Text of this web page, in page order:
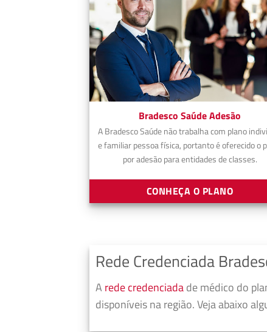
Bradesco Saúde Adesão
A Bradesco Saúde não trabalha com plano
e familiar pessoa física, portanto é oferecido o
por adesão para entidades de classes.
CONHEÇA O PLANO
Rede Credenciada
A rede credenciadade médico do
disponíveis na região. Veja abaixo